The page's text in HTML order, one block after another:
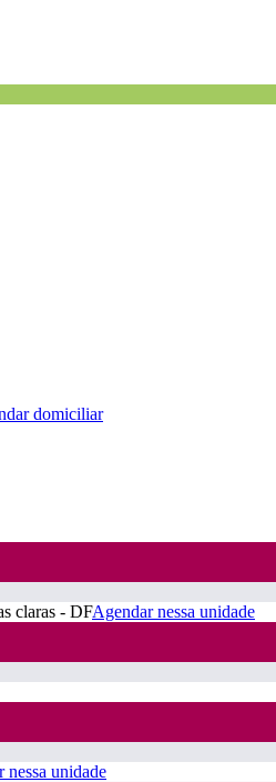
domiciliar
claras - DFAgendar nessa unidade
nessa unidade